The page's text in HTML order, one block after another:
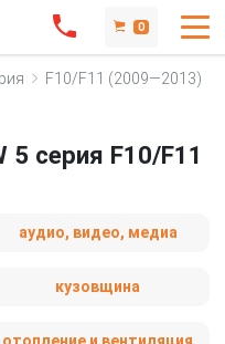
0
F10/F11 (2009—2013)
5 серия F10/F11
аудио, видео, медиа
кузовщина